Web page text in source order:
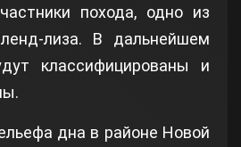
похода, одно из
лиза. В дальнейшем
классифицированы и
дна в районе Новой